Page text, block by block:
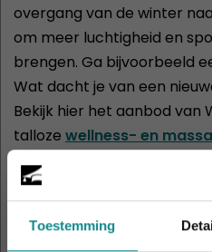
Toestemming
overgang van de winter
om meer luchtigheid en
brengen. Ga bijvoorbeeld
Wat dacht je van een
Bekijk hier het aanbod van
talloze wellness- en
misschien een echte
Dan staat er bij ons ook